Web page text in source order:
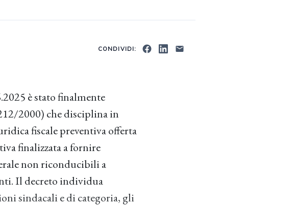
CONDIVIDI:
è stato finalmente
2000) che disciplina in
fiscale preventiva offerta
finalizzata a fornire
non riconducibili a
Il decreto individua
sindacali e di categoria, gli